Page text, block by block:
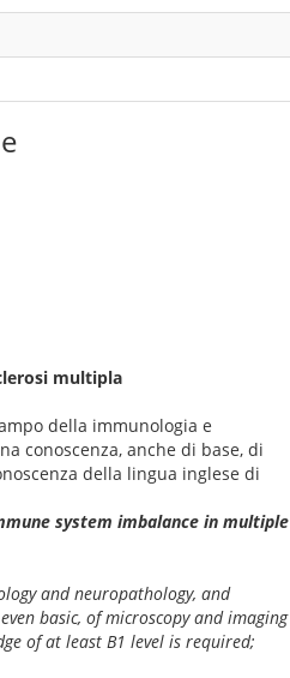
multipla
della immunologia e
conoscenza, anche di base, di
della lingua inglese di
system imbalance in multiple
and neuropathology, and
basic, of microscopy and imaging
of at least B1 level is required;